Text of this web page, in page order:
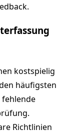
kostspielig
häufigsten
fehlende
Richtlinien